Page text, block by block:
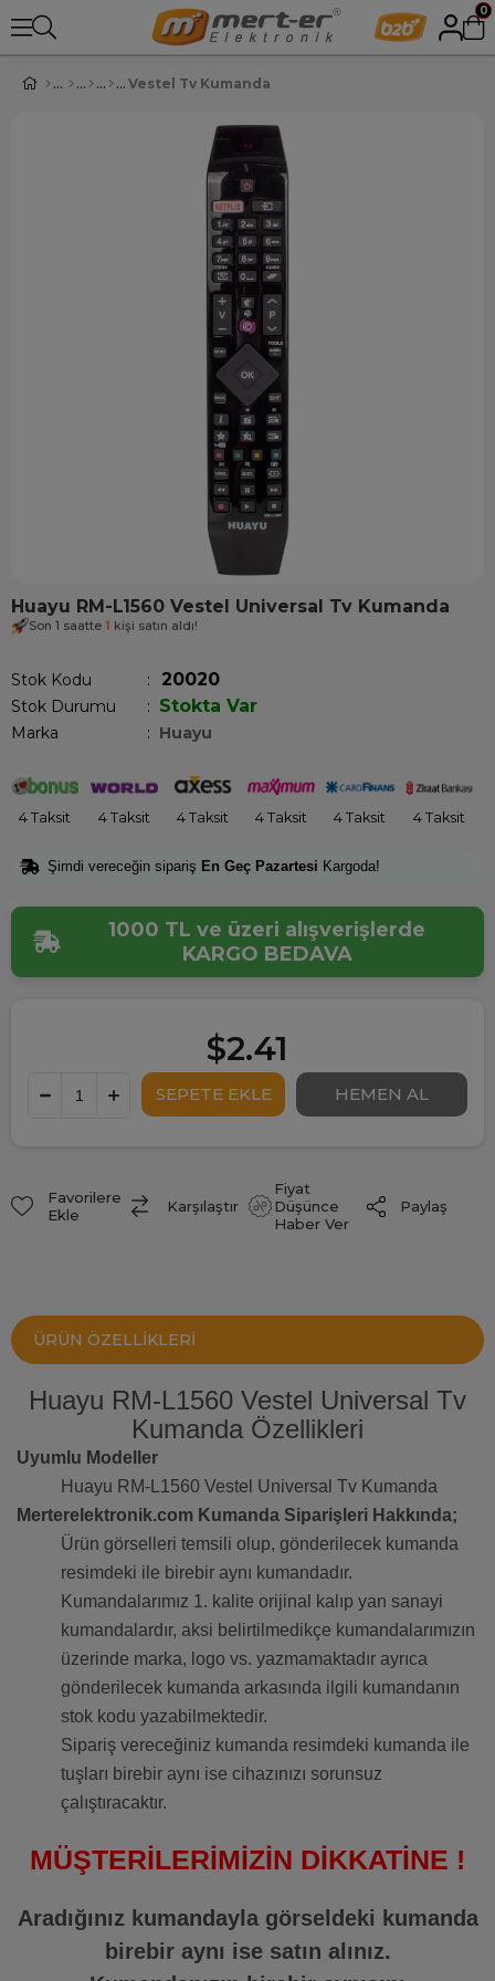
0
Vestel Tv Kumanda
Huayu RM-L1560 Vestel Universal Tv Kumanda
Son 1 saatte 1 kişi satın aldı!
Stok Kodu 20020
Stok Durumu : Stokta Var
Marka : Huayu
4 Taksit 4 Taksit 4 Taksit 4 Taksit 4 Taksit 4 Taksit
Şimdi vereceğin sipariş En Geç Pazartesi Kargoda!
1000 TL ve üzeri alışverişlerde
KARGO BEDAVA
$2.41
Favorilere
Ekle
Karşılaştır
Fiyat
Düşünce
Haber Ver
Paylaş
ÜRÜN ÖZELLIKLERI
Huayu RM-L1560 Vestel Universal Tv
Kumanda Özellikleri
Uyumlu Modeller
Huayu RM-L1560 Vestel Universal Tv Kumanda
Merterelektronik.com Kumanda Siparişleri Hakkında;
Ürün görselleri temsili olup, gönderilecek kumanda
resimdeki ile birebir aynı kumandadır.
Kumandalarımız 1. kalite orijinal kalıp yan sanayi
kumandalardır, aksi belirtilmedikçe kumandalarımızın
üzerinde marka, logo vs. yazmamaktadır ayrıca
gönderilecek kumanda arkasında ilgili kumandanın
stok kodu yazabilmektedir.
Sipariş vereceğiniz kumanda resimdeki kumanda ile
tuşları birebir aynı ise cihazınızı sorunsuz
çalıştıracaktır.
MÜŞTERİLERİMİZİN DİKKATİNE !
Aradığınız kumandayla görseldeki kumanda
birebir aynı ise satın alınız.